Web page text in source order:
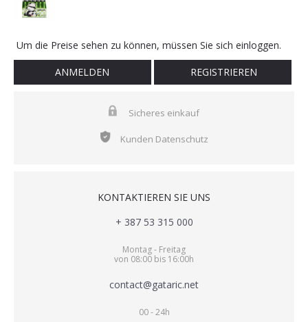
Um die Preise sehen zu können, müssen Sie sich einloggen.
ANMELDEN REGISTRIEREN
Sicheres einkauf
Kunden Datenschutz
KONTAKTIEREN SIE UNS
+ 387 53 315 000
Montag - Freitag
von 08:00 bis 16:00h
contact@gataric.net
00 - 24h